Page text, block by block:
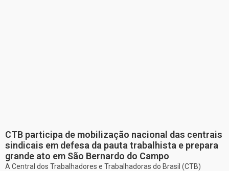
CTB participa de mobilização nacional das centrais
sindicais em defesa da pauta trabalhista e prepara
grande ato em São Bernardo do Campo
A Central dos Trabalhadores e Trabalhadoras do Brasil (CTB)